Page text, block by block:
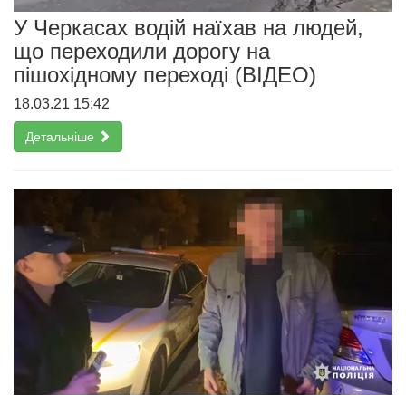
У Черкасах водій наїхав на людей,
що переходили дорогу на
пішохідному переході (ВІДЕО)
18.03.21 15:42
Детальніше